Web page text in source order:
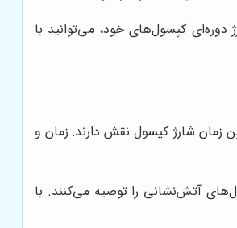
کپسول‌های خود، می‌توانید با
زمان شارژ کپسول نقش دارند: زمان و
آتش‌نشانی را توصیه می‌کنند. با